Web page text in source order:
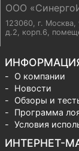
ООО
123060, г. Москва,
д.2, корп.6,
О компании
Новости
Обзоры и
Программа
Условия
ИНТЕРНЕТ-